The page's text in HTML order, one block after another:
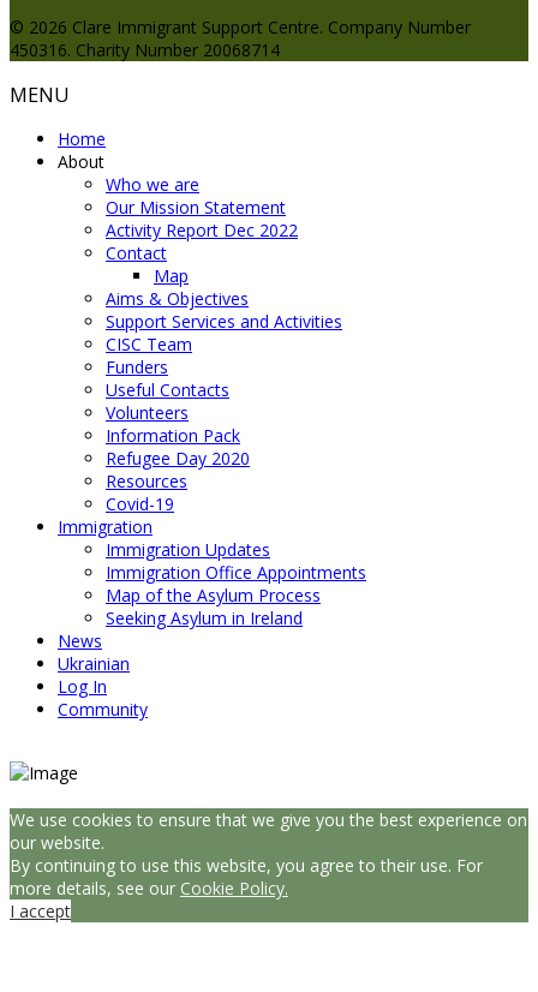
© 2026 Clare Immigrant Support Centre. Company Number
450316. Charity Number 20068714
MENU
Home
About
Who we are
Our Mission Statement
Activity Report Dec 2022
Contact
Map
Aims & Objectives
Support Services and Activities
CISC Team
Funders
Useful Contacts
Volunteers
Information Pack
Refugee Day 2020
Resources
Covid-19
Immigration
Immigration Updates
Immigration Office Appointments
Map of the Asylum Process
Seeking Asylum in Ireland
News
Ukrainian
Log In
Community
We use cookies to ensure that we give you the best experience on
our website.
By continuing to use this website, you agree to their use. For
more details, see our Cookie Policy.
I accept